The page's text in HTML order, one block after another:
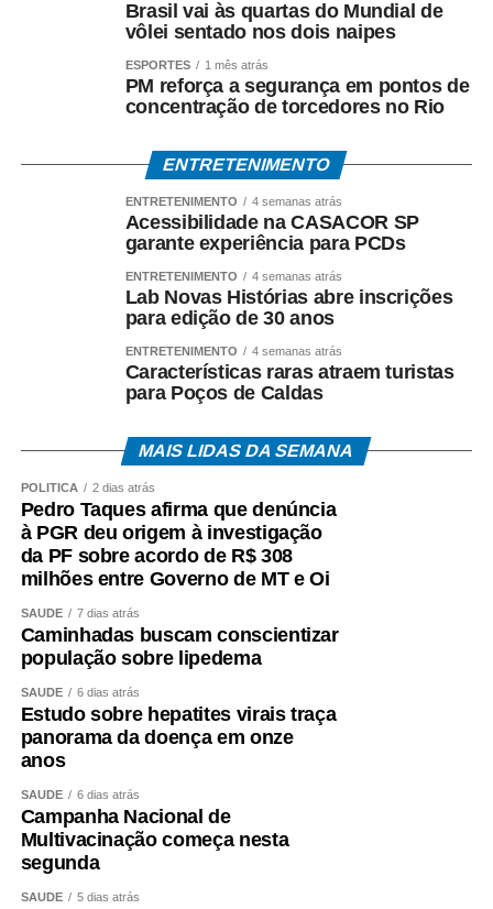
(Pasep)
O Banco do Brasil faz o pagamento por:
• Crédito em conta bancária;
• Transferência via TED ou Pix;
• Saque presencial nas agências, para quem não é
correntista e não possui chave Pix.
Como consultar
Os trabalhadores podem verificar informações sobre
valor, data e habilitação pelos seguintes canais:
• Portal Gov.br;
• Telefone 158 (Ministério do Trabalho);
• Aplicativos Caixa Tem e Benefícios Sociais Caixa;
• Atendimento Caixa ao Cidadão: 0800-726-0207.
A expectativa é que, em 2026, cerca de 22,2 milhões
de trabalhadores recebam o abono salarial.
COMENTE ABAIXO:
WhatsApp
Facebook
Brasil vai às quartas do Mundial de
vôlei sentado nos dois naipes
ESPORTES 1 mês atrás
PM reforça a segurança em pontos de
concentração de torcedores no Rio
ENTRETENIMENTO
ENTRETENIMENTO 4 semanas atrás
Acessibilidade na CASACOR SP
garante experiência para PCDs
ENTRETENIMENTO 4 semanas atrás
Lab Novas Histórias abre inscrições
para edição de 30 anos
ENTRETENIMENTO 4 semanas atrás
Características raras atraem turistas
para Poços de Caldas
MAIS LIDAS DA SEMANA
POLÍTICA 2 dias atrás
Pedro Taques afirma que denúncia
à PGR deu origem à investigação
da PF sobre acordo de R$ 308
milhões entre Governo de MT e Oi
SAÚDE 7 dias atrás
Caminhadas buscam conscientizar
população sobre lipedema
SAÚDE 6 dias atrás
Estudo sobre hepatites virais traça
panorama da doença em onze
anos
SAÚDE 6 dias atrás
Campanha Nacional de
Multivacinação começa nesta
segunda
SAÚDE 5 dias atrás